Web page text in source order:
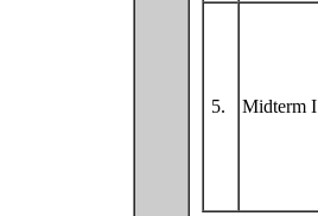
5. Midterm I